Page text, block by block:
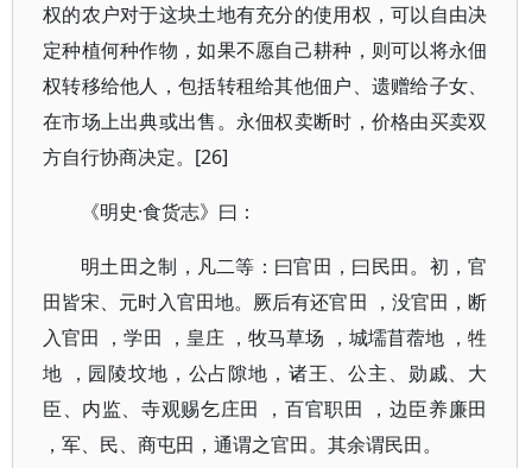
权的农户对于这块土地有充分的使用权，可以自由决
定种植何种作物，如果不愿自己耕种，则可以将永佃
权转移给他人，包括转租给其他佃户、遗赠给子女、
在市场上出典或出售。永佃权卖断时，价格由买卖双
方自行协商决定。[26]
《明史·食货志》曰：
明土田之制，凡二等：曰官田，曰民田。初，官
田皆宋、元时入官田地。厥后有还官田 ，没官田，断
入官田 ，学田 ，皇庄 ，牧马草场 ，城壖苜蓿地 ，牲
地 ，园陵坟地，公占隙地，诸王、公主、勋戚、大
臣、内监、寺观赐乞庄田 ，百官职田 ，边臣养廉田
，军、民、商屯田，通谓之官田。其余谓民田。